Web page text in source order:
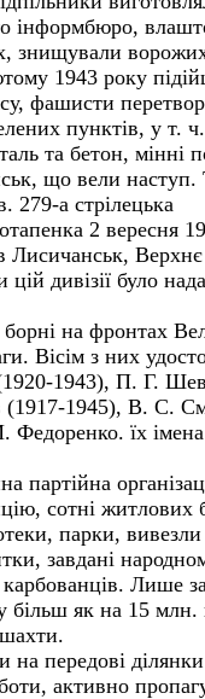
інформбюро,
знищували
1943 року
фашисти
пунктів, у т.
та бетон, мінні
що вели
279-а стрілецька
2 вересня
Лисичанськ,
дивізії було
на фронтах
Вісім з них
1943), П. Г.
1945), В. С.
їх
сотні житлових
парки,
завдані
Лише
як на 15 млн.
на передові
активно